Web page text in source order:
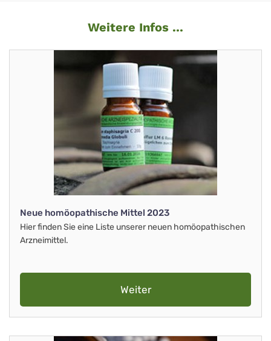
Weitere Infos ...
Neue homöopathische Mittel 2023
Hier finden Sie eine Liste unserer neuen homöopathischen
Arzneimittel.
Weiter